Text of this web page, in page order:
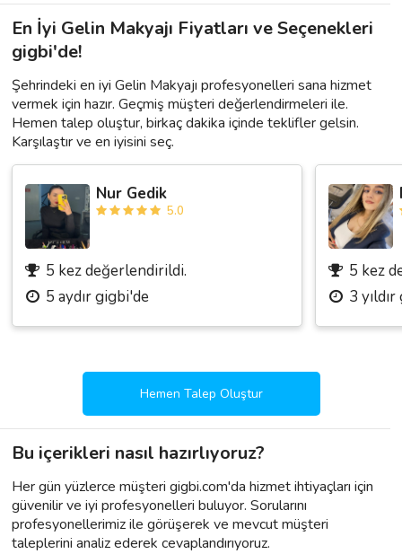
En İyi Gelin Makyajı Fiyatları ve Seçenekleri
gigbi'de!
Şehrindeki en iyi Gelin Makyajı profesyonelleri sana hizmet
vermek için hazır. Geçmiş müşteri değerlendirmeleri ile.
Hemen talep oluştur, birkaç dakika içinde teklifler gelsin.
Karşılaştır ve en iyisini seç.
Nur Gedik
5.0
5 kez değerlendirildi.
5 aydır gigbi'de
5 kez
3
Hemen Talep Oluştur
Bu içerikleri nasıl hazırlıyoruz?
Her gün yüzlerce müşteri gigbi.com'da hizmet ihtiyaçları için
güvenilir ve iyi profesyonelleri buluyor. Sorularını
profesyonellerimiz ile görüşerek ve mevcut müşteri
taleplerini analiz ederek cevaplandırıyoruz.